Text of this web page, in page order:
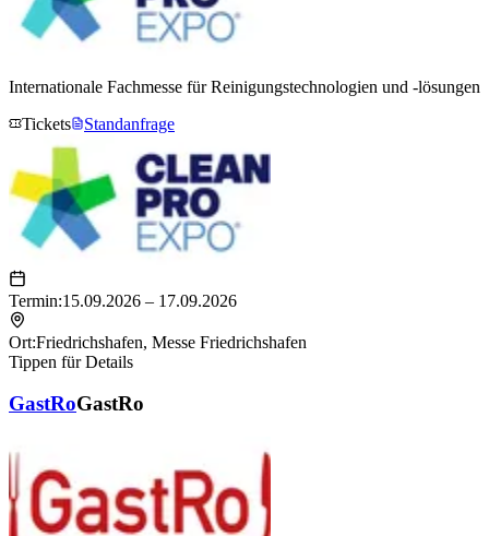
Internationale Fachmesse für Reinigungstechnologien und -lösungen
Tickets
Standanfrage
Termin:15.09.2026 – 17.09.2026
Ort:Friedrichshafen, Messe Friedrichshafen
Tippen für Details
GastRoGastRo